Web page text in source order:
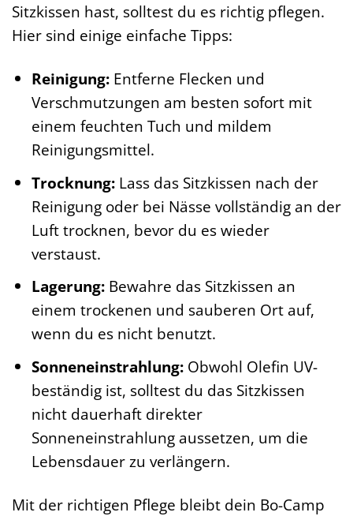
Sitzkissen hast, solltest du es richtig pflegen.
Hier sind einige einfache Tipps:
Reinigung:Entferne Flecken und
Verschmutzungen am besten sofort mit
einem feuchten Tuch und mildem
Reinigungsmittel.
Trocknung:Lass das Sitzkissen nach der
Reinigung oder bei Nässe vollständig an der
Luft trocknen, bevor du es wieder
verstaust.
Lagerung:Bewahre das Sitzkissen an
einem trockenen und sauberen Ort auf,
wenn du es nicht benutzt.
Sonneneinstrahlung:Obwohl Olefin UV-
beständig ist, solltest du das Sitzkissen
nicht dauerhaft direkter
Sonneneinstrahlung aussetzen, um die
Lebensdauer zu verlängern.
Mit der richtigen Pflege bleibt dein Bo-Camp